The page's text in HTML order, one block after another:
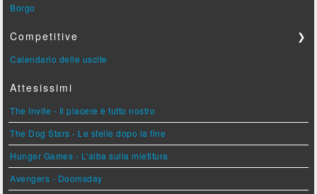
Borgo
Competitive ❯
Calendario delle uscite
Attesissimi
The Invite - Il piacere è tutto nostro
The Dog Stars - Le stelle dopo la fine
Hunger Games - L'alba sulla mietitura
Avengers - Doomsday